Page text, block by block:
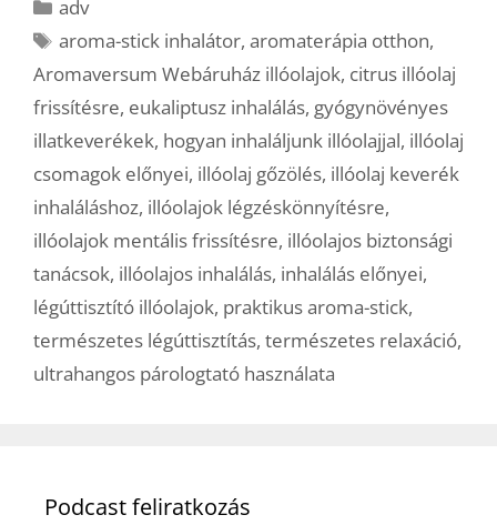
adv
Címkék
aroma-stick inhalátor,aromaterápia otthon,
Aromaversum Webáruház illóolajok, citrus illóolaj
frissítésre, eukaliptusz inhalálás, gyógynövényes
illatkeverékek, hogyan inhaláljunk illóolajjal, illóolaj
csomagok előnyei, illóolaj gőzölés, illóolaj keverék
inhaláláshoz, illóolajok légzéskönnyítésre,
illóolajok mentális frissítésre, illóolajos biztonsági
tanácsok, illóolajos inhalálás, inhalálás előnyei,
légúttisztító illóolajok, praktikus aroma-stick,
természetes légúttisztítás, természetes relaxáció,
ultrahangos párologtató használata
Podcast feliratkozás